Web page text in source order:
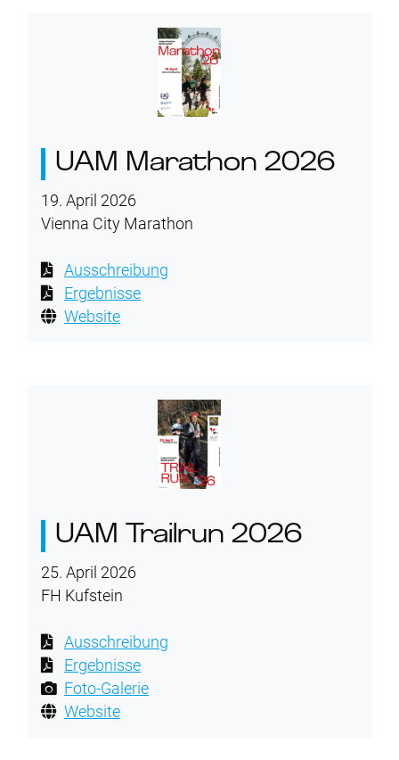
UAM Marathon 2026
19. April 2026
Vienna City Marathon
Ausschreibung
Ergebnisse
Website
UAM Trailrun 2026
25. April 2026
FH Kufstein
Ausschreibung
Ergebnisse
Foto-Galerie
Website